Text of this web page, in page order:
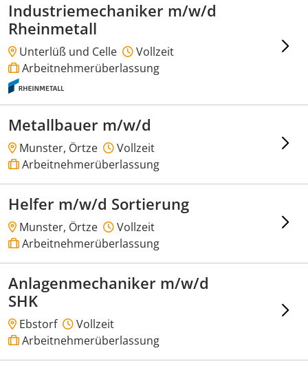
Industriemechaniker m/w/d
Rheinmetall
Unterlüß und Celle
Vollzeit
Arbeitnehmerüberlassung
Metallbauer m/w/d
Munster, Örtze
Vollzeit
Arbeitnehmerüberlassung
Helfer m/w/d Sortierung
Munster, Örtze
Vollzeit
Arbeitnehmerüberlassung
Anlagenmechaniker m/w/d
SHK
Ebstorf
Vollzeit
Arbeitnehmerüberlassung